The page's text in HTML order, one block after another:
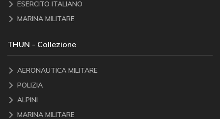
ESERCITO ITALIANO
MARINA MILITARE
THUN - Collezione
AERONAUTICA MILITARE
POLIZIA
ALPINI
MARINA MILITARE